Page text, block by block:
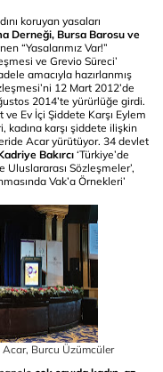
koruyan yasaları
Derneği, Bursa Barosu ve
“Yasalarımız Var!”
ve Grevio Süreci’
amacıyla hazırlanmış
12 Mart 2012’de
2014’te yürürlüğe girdi.
Ev İçi Şiddete Karşı Eylem
kadına karşı şiddete ilişkin
Acar yürütüyor. 34 devlet
Bakırcı ‘Türkiye’de
Uluslararası Sözleşmeler’,
Vak’a Örnekleri’
Acar, Burcu Üzümcüler